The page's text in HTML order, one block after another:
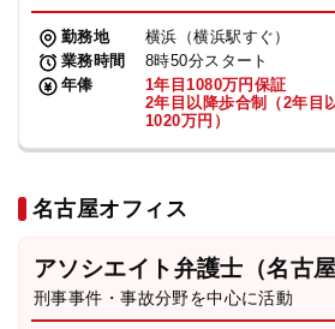
勤務地
横浜（横浜駅すぐ）
業務時間
8時50分スタート
年俸
1年目1080万円保証
2年目以降歩合制（2年目
1020万円）
名古屋オフィス
アソシエイト弁護士（名古屋
刑事事件・事故分野を中心に活動